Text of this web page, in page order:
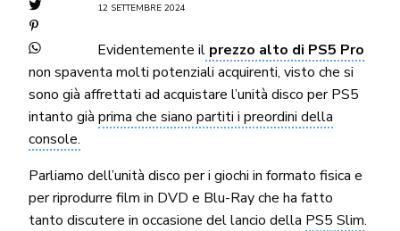
12 SETTEMBRE 2024
Evidentemente ilprezzo alto di PS5 Pro
non spaventa molti potenziali acquirenti, visto che si
sono già affrettati ad acquistare l’unità disco per PS5
intanto già prima che siano partiti i preordini della
console.
Parliamo dell’unità disco per i giochi in formato fisica e
per riprodurre film in DVD e Blu-Ray che ha fatto
tanto discutere in occasione del lancio della PS5 Slim.